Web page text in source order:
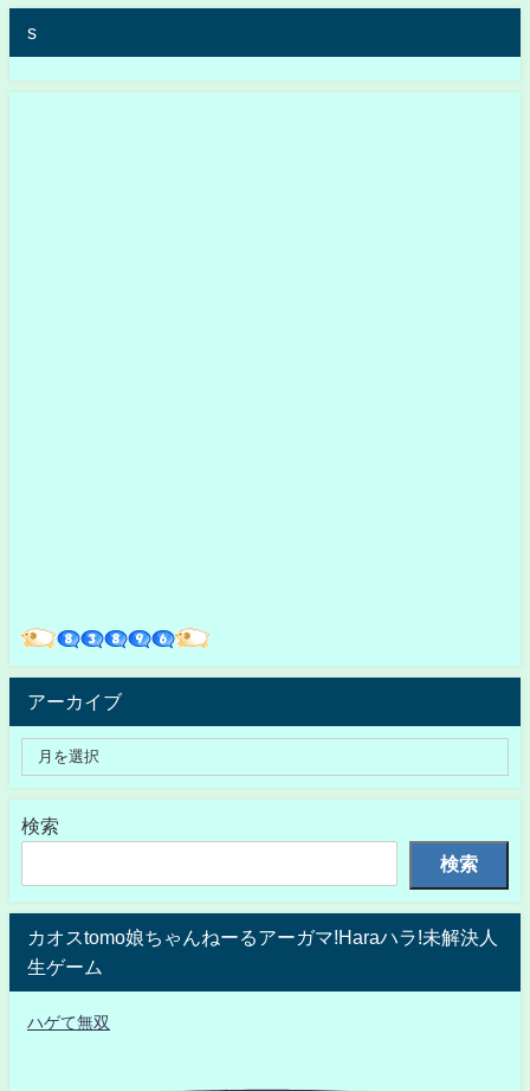
s
アーカイブ
検索
検索
カオスtomo娘ちゃんねーるアーガマ!Haraハラ!未解決人
生ゲーム
ハゲて無双